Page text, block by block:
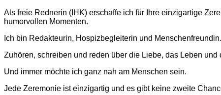
Als freie Rednerin (IHK) erschaffe ich für Ihre einzigartige
humorvollen Momenten.
Ich bin Redakteurin, Hospizbegleiterin und Menschenfreundin.
Zuhören, schreiben und reden über die Liebe, das Leben und
Und immer möchte ich ganz nah am Menschen sein.
Jede Zeremonie ist einzigartig und es gibt keine zweite